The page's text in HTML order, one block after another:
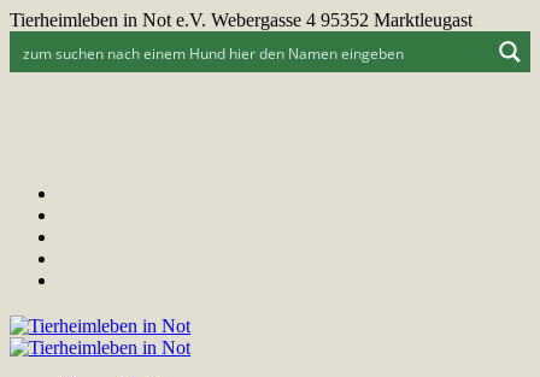
Tierheimleben in Not e.V. Webergasse 4 95352 Marktleugast